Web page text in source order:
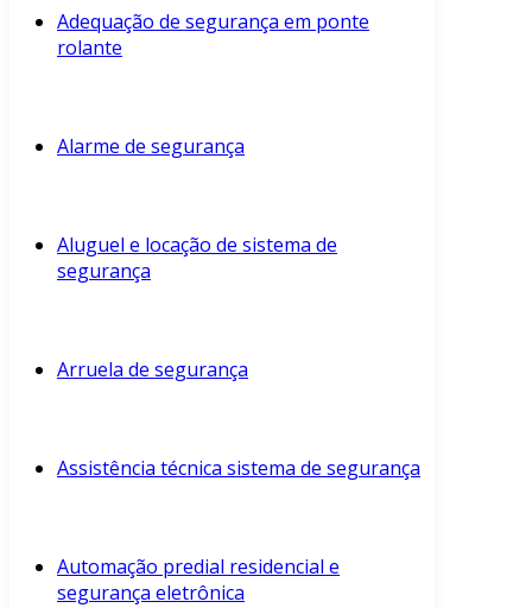
Adequação de segurança em ponte
rolante
Alarme de segurança
Aluguel e locação de sistema de
segurança
Arruela de segurança
Assistência técnica sistema de segurança
Automação predial residencial e
segurança eletrônica